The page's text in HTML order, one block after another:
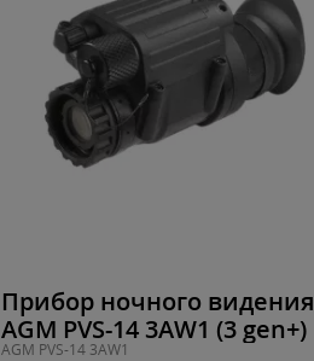
Прибор ночного видения
AGM PVS-14 3AW1 (3 gen+)
AGM PVS-14 3AW1